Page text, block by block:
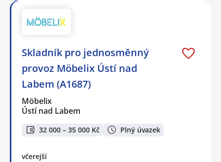
Skladník pro jednosměnný
provoz Möbelix Ústí nad
Labem (A1687)
Möbelix
Ústí nad Labem
32 000 – 35 000 Kč Plný úvazek
včerejší